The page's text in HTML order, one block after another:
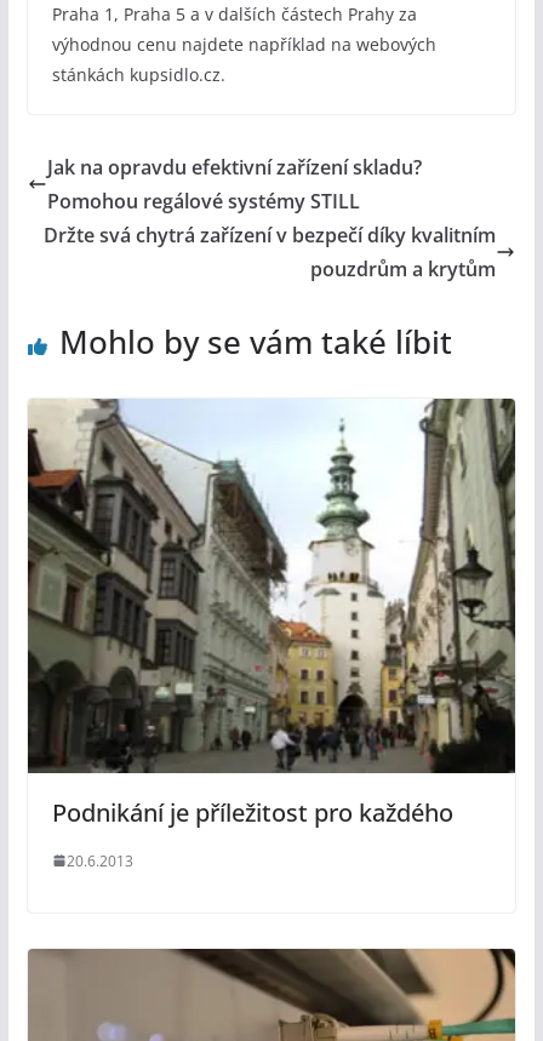
Praha 1, Praha 5 a v dalších částech Prahy za
výhodnou cenu najdete například na webových
stánkách kupsidlo.cz.
Jak na opravdu efektivní zařízení skladu?
Pomohou regálové systémy STILL
Držte svá chytrá zařízení v bezpečí díky kvalitním
pouzdrům a krytům
Mohlo by se vám také líbit
Podnikání je příležitost pro každého
20.6.2013